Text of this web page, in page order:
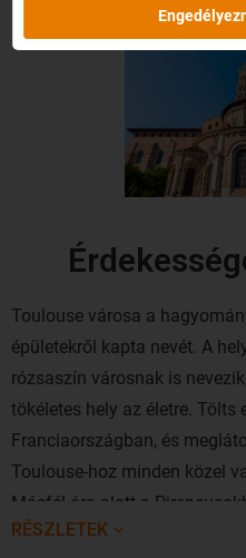
Toulouse városa a
épületekről kapta nevét. A
rózsaszín városnak is
tökéletes hely az életre. Tölts
Franciaországban, és
Toulouse-hoz minden közel
Másfél óra alatt a
ugyanennyi idő alatt érhetsz
RÉSZLETEK